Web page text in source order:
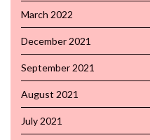
March 2022
December 2021
September 2021
August 2021
July 2021